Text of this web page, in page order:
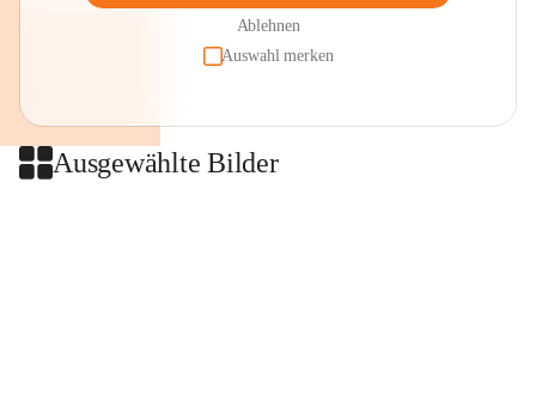
Ablehnen
Auswahl merken
Ausgewählte Bilder